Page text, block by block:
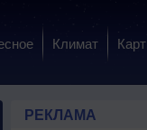
Климат
РЕКЛАМА